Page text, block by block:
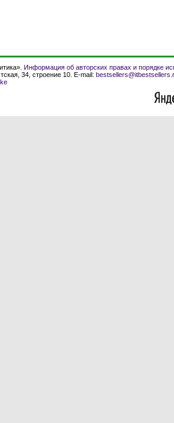
Информация об авторских правах и порядке
34, строение 10. E-mail: